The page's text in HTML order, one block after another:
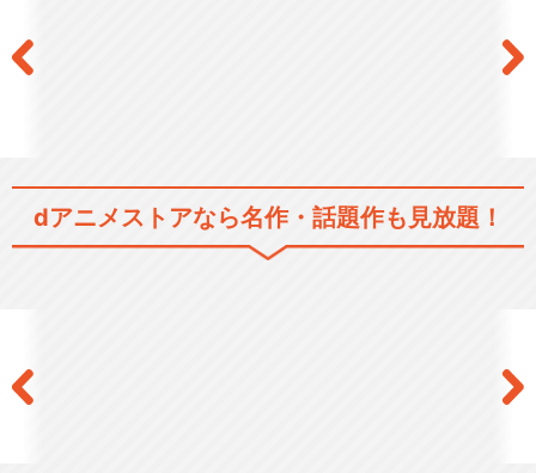
dアニメストアなら名作・話題作も見放題！